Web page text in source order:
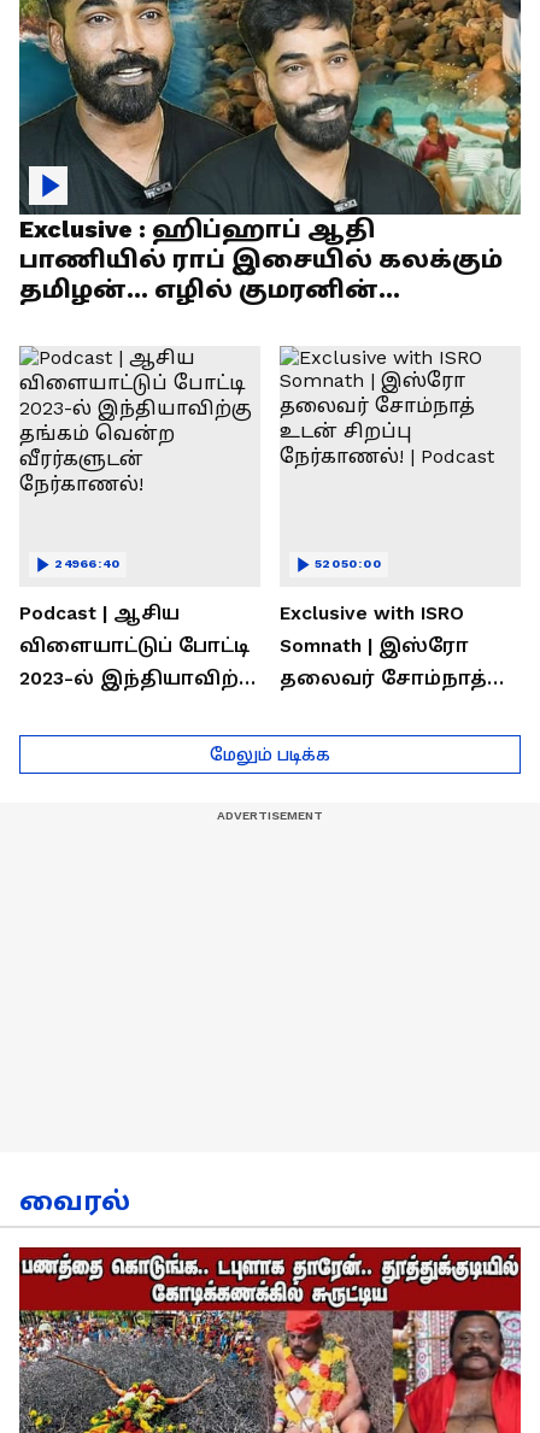
Exclusive : ஹிப்ஹாப் ஆதி
பாணியில் ராப் இசையில் கலக்கும்
தமிழன்... எழில் குமரனின்
Podcast | ஆசிய
விளையாட்டுப் போட்டி
2023-ல் இந்தியாவிற்கு
வீரர்களுடன்
நேர்காணல்!
24966:40
Exclusive with ISRO
Somnath | இஸ்ரோ
தலைவர் சோம்நாத்
நேர்காணல்! | Podcast
52050:00
மேலும் படிக்க
வைரல்